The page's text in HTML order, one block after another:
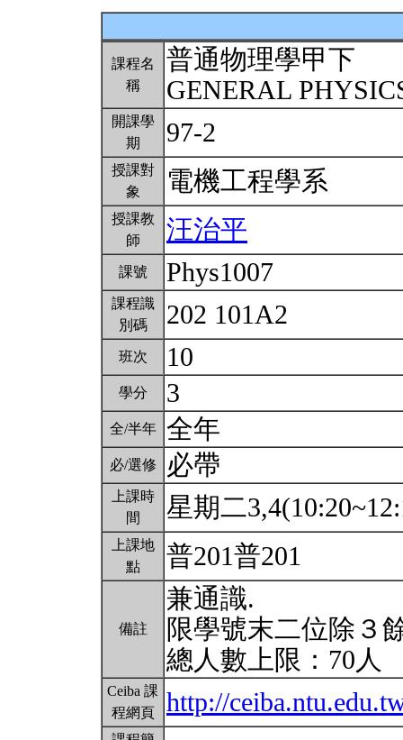
課程名
稱
普通物理學甲下
GENERAL
開課學
期
97-2
授課對
象
電機工程學系
授課教
師
汪治平
課號 Phys1007
課程識
別碼
202 101A2
班次 10
學分 3
全/半年 全年
必/選修 必帶
上課時
間
星期二
上課地
點
普201普201
備註
兼通識.
限學號末二位除３
總人數上限：70人
Ceiba 課
程網頁
http://